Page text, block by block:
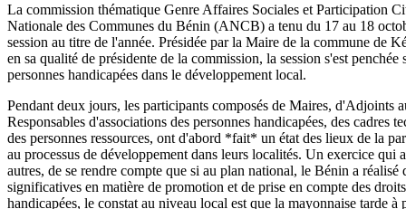
La commission thématique Genre Affaires Sociales et Participation
Nationale des Communes du Bénin (ANCB) a tenu du 17 au 18
session au titre de l'année. Présidée par la Maire de la commune de
en sa qualité de présidente de la commission, la session s'est
personnes handicapées dans le développement local.
Pendant deux jours, les participants composés de Maires, d'Adjoints
Responsables d'associations des personnes handicapées, des cadres
des personnes ressources, ont d'abord *fait* un état des lieux de la
au processus de développement dans leurs localités. Un exercice qui
autres, de se rendre compte que si au plan national, le Bénin a réalisé
significatives en matière de promotion et de prise en compte des
handicapées, le constat au niveau local est que la mayonnaise tarde à